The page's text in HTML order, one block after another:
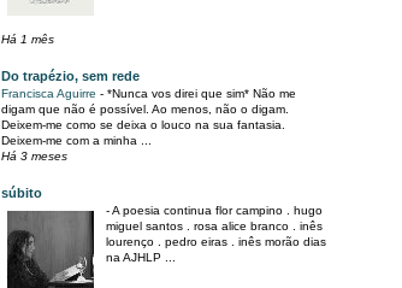
Há 1 mês
Do trapézio, sem rede
Francisca Aguirre - *Nunca vos direi que sim* Não me
digam que não é possível. Ao menos, não o digam.
Deixem-me como se deixa o louco na sua fantasia.
Deixem-me com a minha ...
Há 3 meses
súbito
-A poesia continua flor campino . hugo
miguel santos . rosa alice branco . inês
lourenço . pedro eiras . inês morão dias
na AJHLP ...